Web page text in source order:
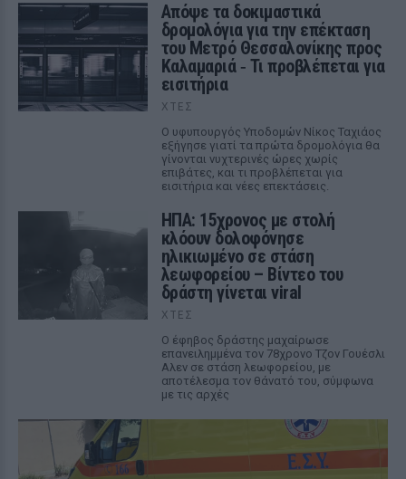
Απόψε τα δοκιμαστικά
δρομολόγια για την επέκταση
του Μετρό Θεσσαλονίκης προς
Καλαμαριά ‑ Τι προβλέπεται για
εισιτήρια
ΧΤΕΣ
Ο υφυπουργός Υποδομών Νίκος Ταχιάος
εξήγησε γιατί τα πρώτα δρομολόγια θα
γίνονται νυχτερινές ώρες χωρίς
επιβάτες, και τι προβλέπεται για
εισιτήρια και νέες επεκτάσεις.
ΗΠΑ: 15χρονος με στολή
κλόουν δολοφόνησε
ηλικιωμένο σε στάση
λεωφορείου – Βίντεο του
δράστη γίνεται viral
ΧΤΕΣ
Ο έφηβος δράστης μαχαίρωσε
επανειλημμένα τον 78χρονο Τζον Γουέσλι
Αλεν σε στάση λεωφορείου, με
αποτέλεσμα τον θάνατό του, σύμφωνα
με τις αρχές